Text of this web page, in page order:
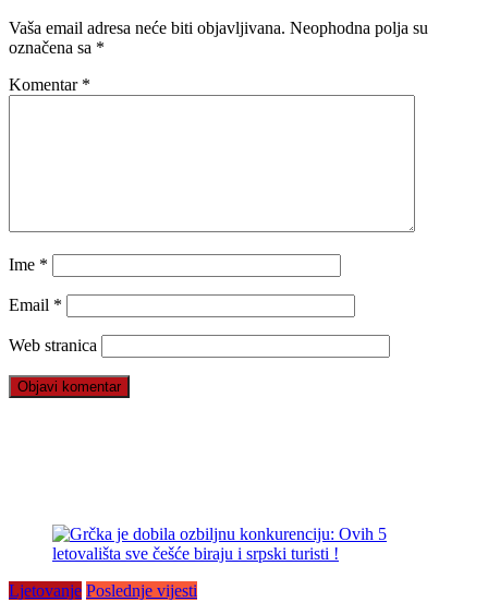
Vaša email adresa neće biti objavljivana. Neophodna polja su
označena sa *
Komentar *
Ime *
Email *
Web stranica
Ljetovanje Poslednje vijesti